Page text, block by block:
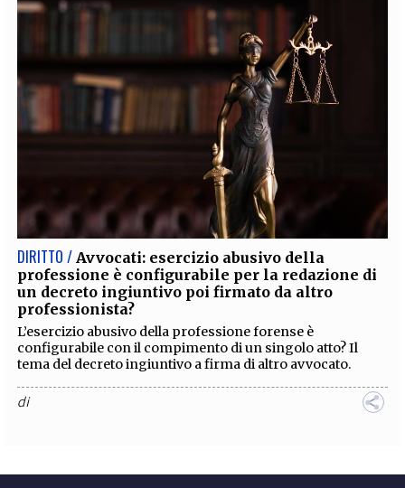
DIRITTO / Avvocati: esercizio abusivo della
professione è configurabile per la redazione di
un decreto ingiuntivo poi firmato da altro
professionista?
L’esercizio abusivo della professione forense è
configurabile con il compimento di un singolo atto? Il
tema del decreto ingiuntivo a firma di altro avvocato.
di